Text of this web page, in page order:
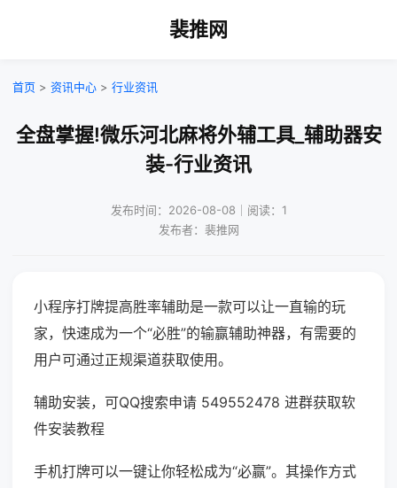
裴推网
首页 > 资讯中心 > 行业资讯
全盘掌握!微乐河北麻将外辅工具_辅助器安
装-行业资讯
发布时间：2026-08-08｜阅读：1
发布者：裴推网
小程序打牌提高胜率辅助是一款可以让一直输的玩
家，快速成为一个“必胜”的输赢辅助神器，有需要的
用户可通过正规渠道获取使用。
辅助安装，可QQ搜索申请 549552478 进群获取软
件安装教程
手机打牌可以一键让你轻松成为“必赢”。其操作方式